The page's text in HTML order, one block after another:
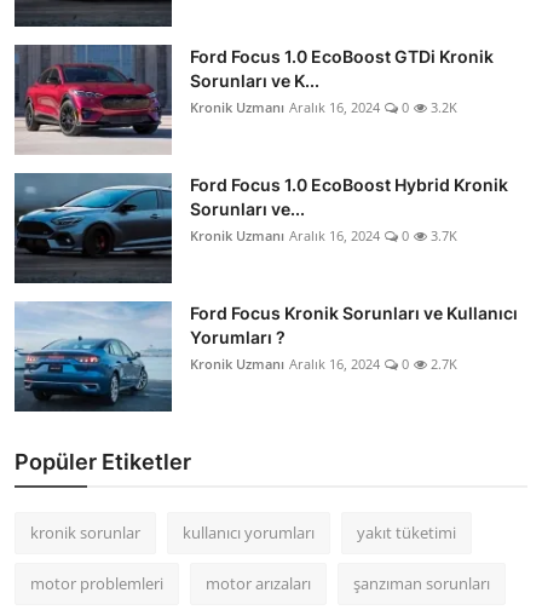
Ford Focus 1.0 EcoBoost GTDi Kronik
Sorunları ve K...
Kronik Uzmanı Aralık 16, 2024 0 3.2K
Ford Focus 1.0 EcoBoost Hybrid Kronik
Sorunları ve...
Kronik Uzmanı Aralık 16, 2024 0 3.7K
Ford Focus Kronik Sorunları ve Kullanıcı
Yorumları ?
Kronik Uzmanı Aralık 16, 2024 0 2.7K
Popüler Etiketler
kronik sorunlar kullanıcı yorumları yakıt tüketimi
motor problemleri motor arızaları şanzıman sorunları